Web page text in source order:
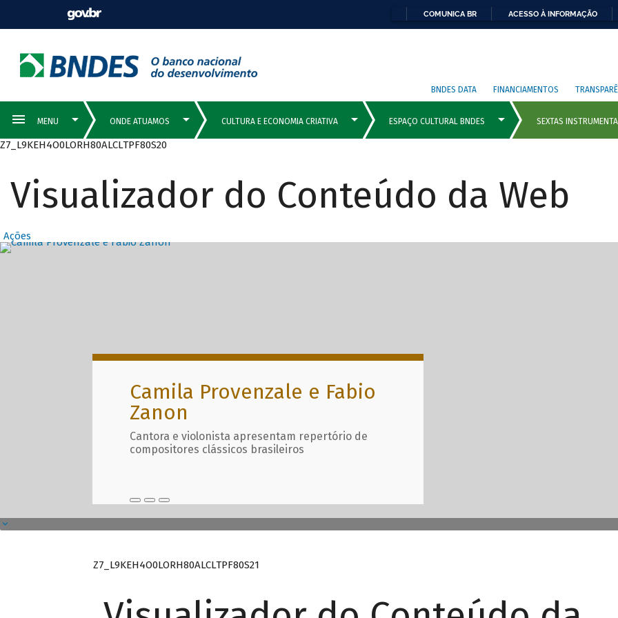
COMUNICA BR ACESSO À INFORMAÇÃO
BNDES DATA FINANCIAMENTOS
Z7_L9KEH4O0LORH80ALCLTPF80S20
Visualizador do Conteúdo da Web
Ações
Destaques Principais com
Camila Provenzale e Fabio
Zanon
Cantora e violonista apresentam repertório de
compositores clássicos brasileiros
Z7_L9KEH4O0LORH80ALCLTPF80S21